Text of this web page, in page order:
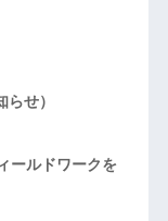
せ）
ールドワークを